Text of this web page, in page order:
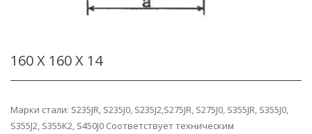
160 Х 160 Х 14
Марки стали: S235JR, S235J0, S235J2,S275JR, S275J0, S355JR, S355J0,
S355J2, S355K2, S450J0 Соответствует техническим